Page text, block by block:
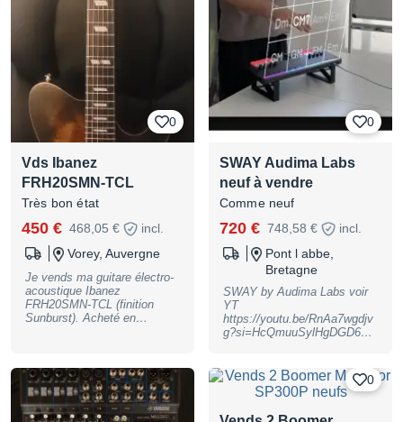
alimentés sans problème.
Photos sous tension ci-joint.
Câble secteur inclus. 500 €,
à venir chercher et tester sur
place à Uccle (Bruxelles).
Pas d'envoi. Je suis ouvert à
échange contre module(s) :).
(Cause de la vente : passage
sur un case plus grand
besoin de faire de la place.)
0
Vds Ibanez
FRH20SMN-TCL
Très bon état
450 € 468,05 €
incl.
Vorey, Auvergne
Je vends ma guitare électro-
acoustique Ibanez
FRH20SMN-TCL (finition
Sunburst). Acheté en
(facture), anciennes dispo si
besoin Avec les nouvelles
mécaniques + cordes
D'Addario Pro Arte EJ46FF
0
SWAY Audima Labs
neuf à vendre
Comme neuf
720 € 748,58 €
incl.
Pont l abbe,
Bretagne
SWAY by Audima Labs voir
YT
https://youtu.be/RnAa7wgdjv
g?si=HcQmuuSylHgDGD6o
batch 3 en juillet 2026.
Prochain lancement batch 4
mi aout avec livraison au
moins 4 mois après. Donc si
0